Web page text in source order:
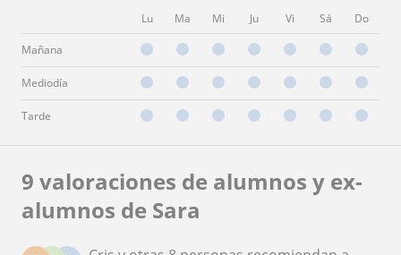
Lu Ma Mi Ju Vi Sá Do
Mañana
Mediodía
Tarde
9 valoraciones de alumnos y ex-
alumnos de Sara